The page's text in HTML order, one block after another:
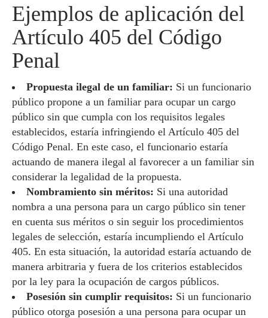
Ejemplos de aplicación del
Artículo 405 del Código
Penal
Propuesta ilegal de un familiar: Si un funcionario
público propone a un familiar para ocupar un cargo
público sin que cumpla con los requisitos legales
establecidos, estaría infringiendo el Artículo 405 del
Código Penal. En este caso, el funcionario estaría
actuando de manera ilegal al favorecer a un familiar sin
considerar la legalidad de la propuesta.
Nombramiento sin méritos: Si una autoridad
nombra a una persona para un cargo público sin tener
en cuenta sus méritos o sin seguir los procedimientos
legales de selección, estaría incumpliendo el Artículo
405. En esta situación, la autoridad estaría actuando de
manera arbitraria y fuera de los criterios establecidos
por la ley para la ocupación de cargos públicos.
Posesión sin cumplir requisitos: Si un funcionario
público otorga posesión a una persona para ocupar un